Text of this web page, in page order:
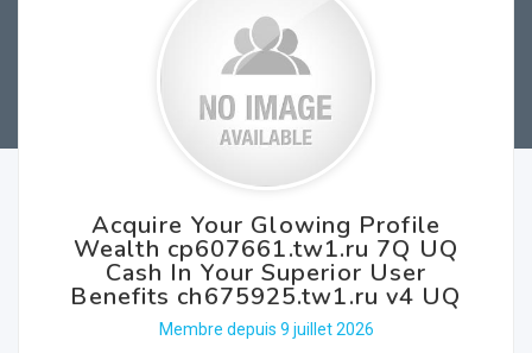
Acquire Your Glowing Profile
Wealth cp607661.tw1.ru 7Q UQ
Cash In Your Superior User
Benefits ch675925.tw1.ru v4 UQ
Membre depuis 9 juillet 2026